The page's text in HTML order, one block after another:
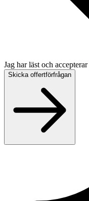
Jag har läst och accepterar
Skicka offertförfrågan